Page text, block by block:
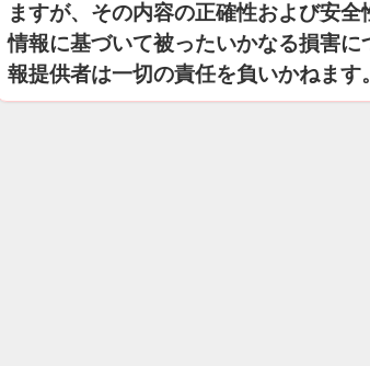
ますが、その内容の正確性および安
情報に基づいて被ったいかなる損害
報提供者は一切の責任を負いかねます。